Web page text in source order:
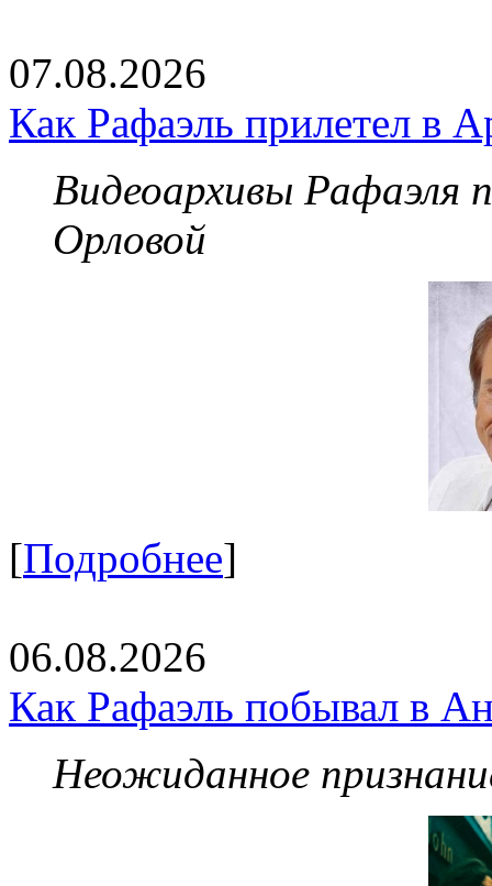
07.08.2026
Как Рафаэль прилетел в
Видеоархивы Рафаэля
Орловой
[Подробнее]
06.08.2026
Как Рафаэль побывал в
Неожиданное